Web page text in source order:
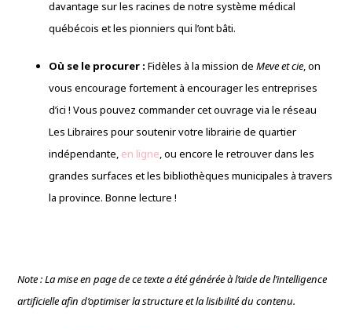
davantage sur les racines de notre système médical
québécois et les pionniers qui l’ont bâti.
Où se le procurer : Fidèles à la mission deMeve et cie , on
vous encourage fortement à encourager les entreprises
d’ici ! Vous pouvez commander cet ouvrage via le réseau
Les Libraires pour soutenir votre librairie de quartier
indépendante, en ligne , ou encore le retrouver dans les
grandes surfaces et les bibliothèques municipales à travers
la province. Bonne lecture !
Note : La mise en page de ce texte a été générée à l’aide de l’intelligence
artificielle afin d’optimiser la structure et la lisibilité du contenu.